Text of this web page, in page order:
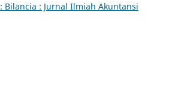
Bilancia : Jurnal Ilmiah Akuntansi